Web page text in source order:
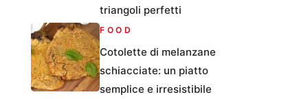
triangoli perfetti
FOOD
Cotolette di melanzane
schiacciate: un piatto
semplice e irresistibile